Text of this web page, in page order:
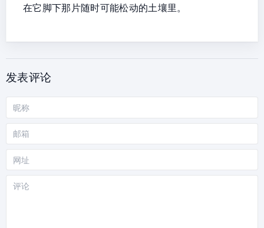
在它脚下那片随时可能松动的土壤里。
发表评论
评
昵
称
邮
箱
网
站